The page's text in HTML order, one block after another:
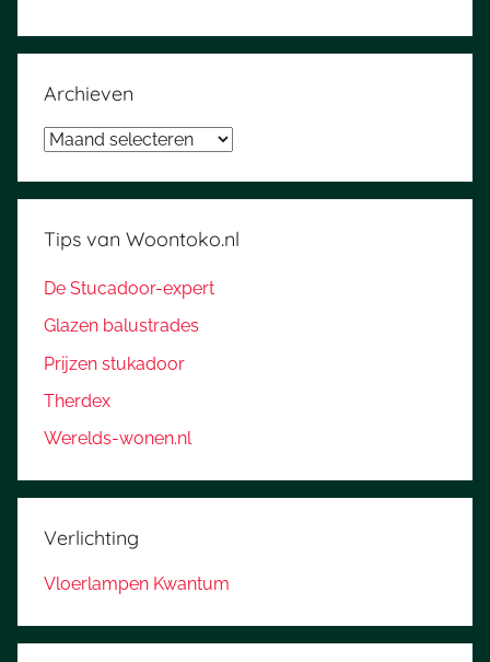
Archieven
Archieven
Tips van Woontoko.nl
De Stucadoor-expert
Glazen balustrades
Prijzen stukadoor
Therdex
Werelds-wonen.nl
Verlichting
Vloerlampen Kwantum